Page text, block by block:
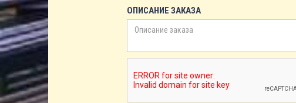
ОПИСАНИЕ ЗАКАЗА